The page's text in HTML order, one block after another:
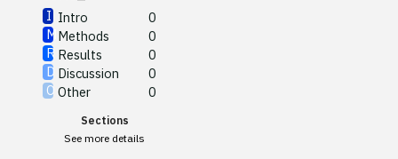
Intro
0
Methods
0
Results
0
Discussion
0
Other
0
Sections
See more details